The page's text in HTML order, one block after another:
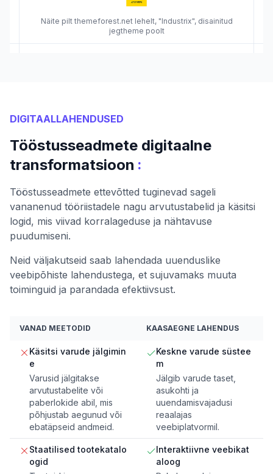
Näite pilt themeforest.net lehelt, "Industrix", disainitud
jegtheme poolt
DIGITAALLAHENDUSED
Tööstusseadmete digitaalne
transformatsioon :
Tööstusseadmete ettevõtted tuginevad sageli
vananenud tööriistadele nagu arvutustabelid ja käsitsi
logid, mis viivad korralageduse ja nähtavuse
puudumiseni.
Neid väljakutseid saab lahendada uuenduslike
veebipõhiste lahendustega, et sujuvamaks muuta
toiminguid ja parandada efektiivsust.
VANAD MEETODID KAASAEGNE LAHENDUS
Käsitsi varude jälgimin
e
Varusid jälgitakse
arvutustabelite või
paberlokide abil, mis
põhjustab aegunud või
ebatäpseid andmeid.
Keskne varude süstee
m
Jälgib varude taset,
asukohti ja
uuendamisvajadusi
reaalajas
veebiplatvormil.
Staatilised tootekatalo
ogid
Interaktiivne veebikat
aloog